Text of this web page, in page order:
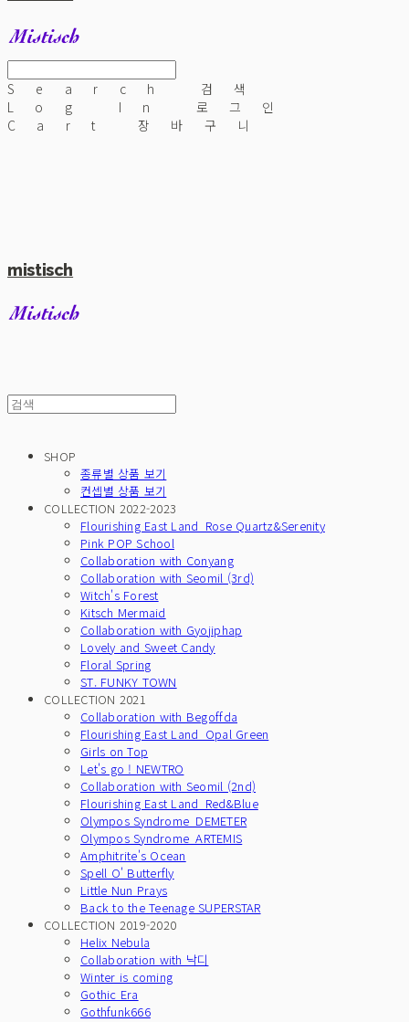
Search
검색
Log In
로그인
Cart
장바구니
mistisch
SHOP
종류별 상품 보기
컨셉별 상품 보기
COLLECTION 2022-2023
Flourishing East Land_Rose Quartz&Serenity
Pink POP School
Collaboration with Conyang
Collaboration with Seomil (3rd)
Witch's Forest
Kitsch Mermaid
Collaboration with Gyojiphap
Lovely and Sweet Candy
Floral Spring
ST. FUNKY TOWN
COLLECTION 2021
Collaboration with Begoffda
Flourishing East Land_Opal Green
Girls on Top
Let's go ! NEWTRO
Collaboration with Seomil (2nd)
Flourishing East Land_Red&Blue
Olympos Syndrome_DEMETER
Olympos Syndrome_ARTEMIS
Amphitrite's Ocean
Spell O' Butterfly
Little Nun Prays
Back to the Teenage SUPERSTAR
COLLECTION 2019-2020
Helix Nebula
Collaboration with 낙디
Winter is coming
Gothic Era
Gothfunk666